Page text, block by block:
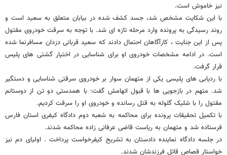
نیز خاموش است.
با این شکایت مشخص شد، جسد کشف شده در بیابان متعلق به سعید است و
روند رسیدگی به پرونده وارد مرحله تازه ای شد. با توجه به سرقت خودروی مقتول
پس از این جنایت ، کارآگاهان احتمال دادند که سعید قربانی دزدان مسافرنما شده
است. در ادامه مشخصات خودروی او برای شناسایی در اختیار گشتی های پلیس
قرار گرفت.
با ردیابی های پلیسی یکی از متهمان سوار بر خودروی سرقتی شناسایی و دستگیر
شد. متهم در بازجویی ها با قبول اتهامش گفت: با همدستی دو تن از دوستانم
مقتول را با شلیک گلوله به قتل رسانده و خودروی او را سرقت کردیم.
با تکمیل تحقیقات پرونده برای محاکمه به شعبه دوم دادگاه کیفری استان فارس
فرستاده شد و متهمان به ریاست قاضی عرفانی زاده محاکمه شدند.
در جلسه دادگاه نماینده دادستان به تشریح کیفرخواست پرداخت . اولیای دم نیز
خواستار قصاص قاتل فرزندشان شدند.